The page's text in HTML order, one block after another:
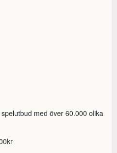
med över 60.000 olika